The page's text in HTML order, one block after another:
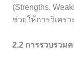
(Strengths,
ช่วยให้การวิเคร
2.2 การรวบรวม